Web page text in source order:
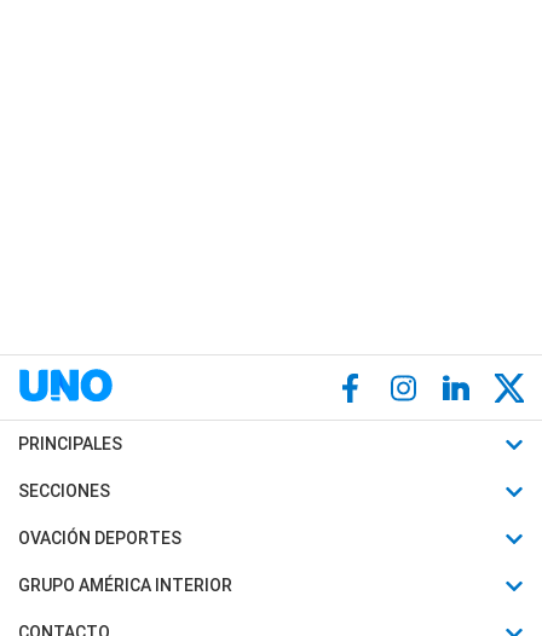
PRINCIPALES
Últimas Noticias
Política
SECCIONES
Horóscopo
Motores
OVACIÓN DEPORTES
Fútbol
Mundial
GRUPO AMÉRICA INTERIOR
Canal 7 en Vivo